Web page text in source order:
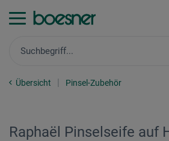
Übersicht Pinsel-Zubehör
Raphaël Pinselseife auf